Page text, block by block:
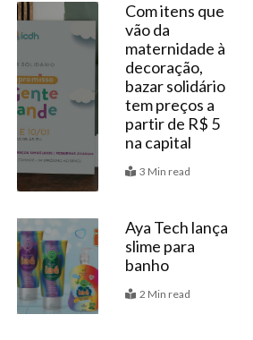
Com itens que
vão da
maternidade à
decoração,
bazar solidário
tem preços a
partir de R$ 5
na capital
3 Min read
Mais
Aya Tech lança
slime para
banho
2 Min read